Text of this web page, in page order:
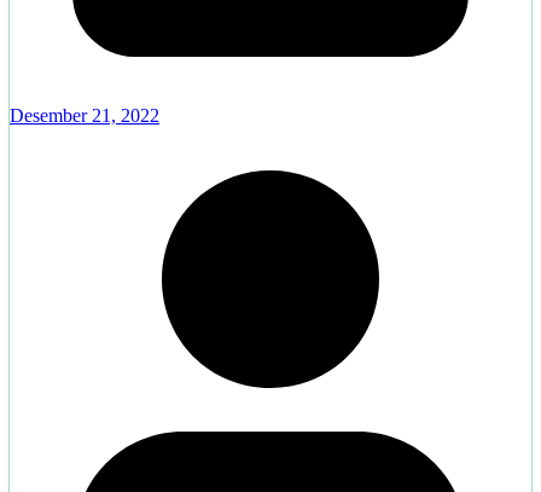
Desember 21, 2022